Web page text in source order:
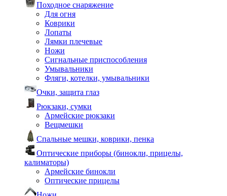
Походное снаряжение
Для огня
Коврики
Лопаты
Лямки плечевые
Ножи
Сигнальные приспособления
Умывальники
Фляги, котелки, умывальники
Очки, защита глаз
Рюкзаки, сумки
Армейские рюкзаки
Вещмешки
Спальные мешки, коврики, пенка
Оптические приборы (бинокли, прицелы,
калиматоры)
Армейские бинокли
Оптические прицелы